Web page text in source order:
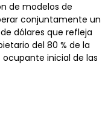
de modelos de
conjuntamente un
dólares que refleja
del 80 % de la
inicial de las